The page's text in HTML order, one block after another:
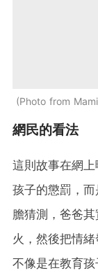
Photo from
網民的看法
這則故事在網
孩子的懲罰，
膽猜測，爸爸
火，然後把情
不像是在教育